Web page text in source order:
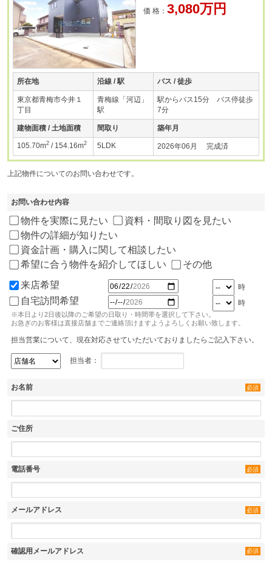
価 格： 3,080万円
所在地 沿線 / 駅 バス / 徒歩
東京都青梅市今井１
丁目
青梅線「河辺」
駅
駅からバス15分 バス停徒歩
7分
建物面積 / 土地面積 間取り 築年月
105.70m2 / 154.16m2 5LDK 2026年06月 完成済
上記物件についてのお問い合わせです。
お問い合わせ内容
物件を実際に見たい
資料・間取り図を見たい
物件の詳細が知りたい
資金計画・購入に関して相談したい
希望に合う物件を紹介してほしい
その他
来店希望 時
自宅訪問希望 時
※本日より2日後以降のご希望の日取り・時間帯を選択して下さい。
お急ぎのお客様は直接店舗までご連絡頂けますようよろしくお願い致します。
担当営業について、現在対応させていただいておりましたらご記入下さい。
担当者：
お名前 必須
ご住所
電話番号 必須
メールアドレス 必須
確認用メールアドレス 必須